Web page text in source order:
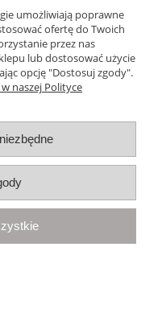
woj. kujawsko-
kontakt@yourspace.pl
umożliwiają poprawne
ofertę do Twoich
przez nas
lub dostosować użycie
opcję "Dostosuj zgody".
naszej Polityce